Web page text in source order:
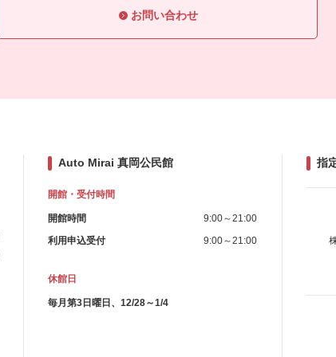
お問い合わせ
Auto Mirai 真岡公民館
開館・受付時間
開館時間
9:00～21:00
利用申込受付
9:00～21:00
休館日
毎月第3日曜日、12/28～1/4
指